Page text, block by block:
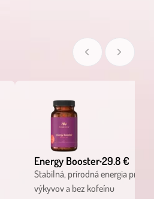
Energy Booster•29.8 €
Stabilná, prírodná energia pre
výkyvov a bez kofeínu